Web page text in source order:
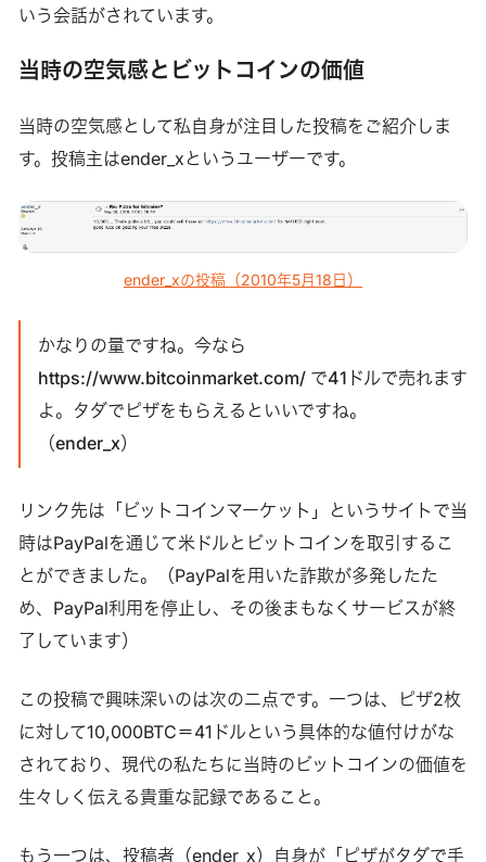
いう会話がされています。
当時の空気感とビットコインの価値
当時の空気感として私自身が注目した投稿をご紹介しま
す。投稿主はender_xというユーザーです。
ender_xの投稿（2010年5月18日）
かなりの量ですね。今なら
https://www.bitcoinmarket.com/ で41ドルで売れます
よ。タダでピザをもらえるといいですね。
（ender_x）
リンク先は「ビットコインマーケット」というサイトで当
時はPayPalを通じて米ドルとビットコインを取引するこ
とができました。（PayPalを用いた詐欺が多発したた
め、PayPal利用を停止し、その後まもなくサービスが終
了しています）
この投稿で興味深いのは次の二点です。一つは、ピザ2枚
に対して10,000BTC＝41ドルという具体的な値付けがな
されており、現代の私たちに当時のビットコインの価値を
生々しく伝える貴重な記録であること。
もう一つは、投稿者（ender_x）自身が「ピザがタダで手